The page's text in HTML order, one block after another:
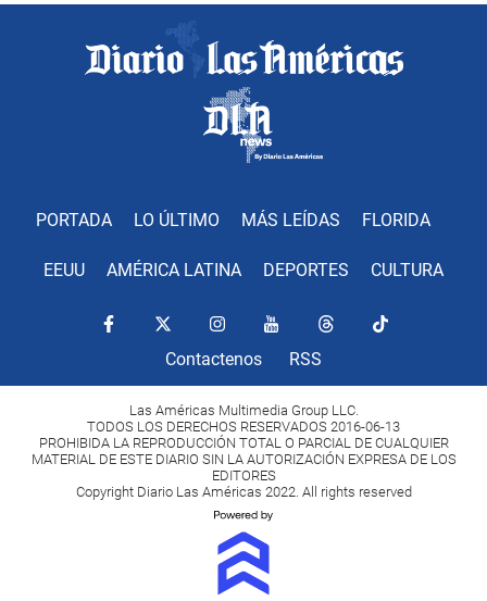
PORTADA LO ÚLTIMO MÁS LEÍDAS FLORIDA
EEUU AMÉRICA LATINA DEPORTES CULTURA
Contactenos RSS
Las Américas Multimedia Group LLC.
TODOS LOS DERECHOS RESERVADOS 2016-06-13
PROHIBIDA LA REPRODUCCIÓN TOTAL O PARCIAL DE CUALQUIER
MATERIAL DE ESTE DIARIO SIN LA AUTORIZACIÓN EXPRESA DE LOS
EDITORES
Copyright Diario Las Américas 2022. All rights reserved